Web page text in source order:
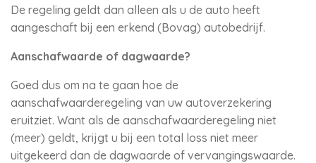
De regeling geldt dan alleen als u de auto heeft
aangeschaft bij een erkend (Bovag) autobedrijf.
Aanschafwaarde of dagwaarde?
Goed dus om na te gaan hoe de
aanschafwaarderegeling van uw autoverzekering
eruitziet. Want als de aanschafwaarderegeling niet
(meer) geldt, krijgt u bij een total loss niet meer
uitgekeerd dan de dagwaarde of vervangingswaarde.